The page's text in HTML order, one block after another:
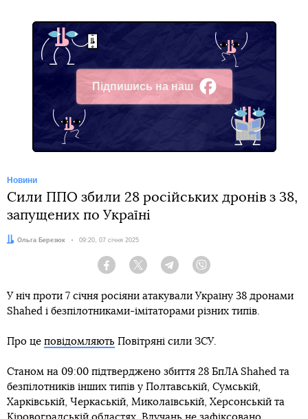
Підпишись на наш
Facebook
Новини
Сили ППО збили 28 російських дронів з 38,
запущених по Україні
Автор:
Ольга Березюк Дата:
09:20, 07 січня 2025
Facebook Twitter Telegram
У ніч проти 7 січня росіяни атакували Україну 38 дронами
Shahed і безпілотниками-імітаторами різних типів.
Про це повідомляють Повітряні сили ЗСУ.
Станом на 09:00 підтверджено збиття 28 БпЛА Shahed та
безпілотників інших типів у Полтавській, Сумській,
Харківській, Черкаській, Миколаївській, Херсонській та